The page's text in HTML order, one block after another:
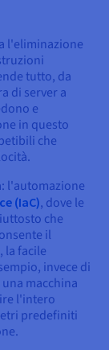
l'eliminazione
tutto, da
di server a
e
in questo
che
l'automazione
(IaC), dove le
che
il
la facile
invece di
macchina
l'intero
predefiniti